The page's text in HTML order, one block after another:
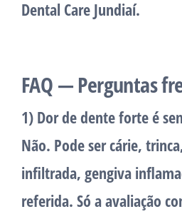
Dental Care Jundiaí.
FAQ — Perguntas
1) Dor de dente forte é
Não. Pode ser cárie,
infiltrada, gengiva
referida. Só a avaliação